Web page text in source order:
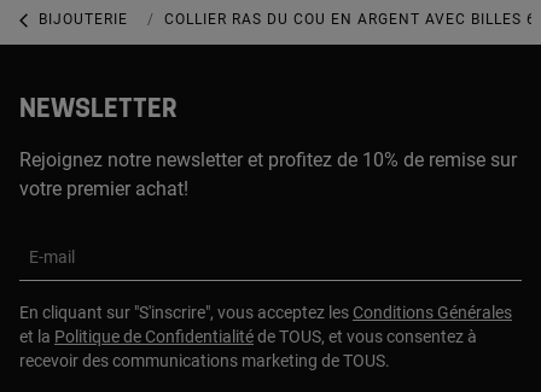
BIJOUTERIE BIJOUX EN ARGENT 925
COLLIER RAS DU COU EN ARGENT AVEC BILLES
NEWSLETTER
Rejoignez notre newsletter et profitez de 10% de remise sur
votre premier achat!
E-mail
En cliquant sur "S'inscrire", vous acceptez les Conditions Générales
et la Politique de Confidentialitéde TOUS, et vous consentez à
recevoir des communications marketing de TOUS.